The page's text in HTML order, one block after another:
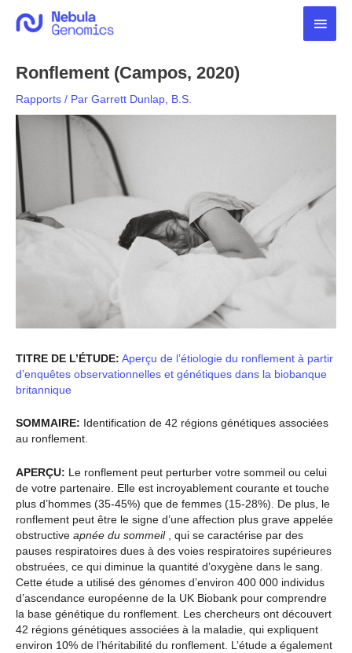
Ronflement (Campos, 2020)
Rapports / Par Garrett Dunlap, B.S.
TITRE DE L’ÉTUDE: Aperçu de l’étiologie du ronflement à partir
d’enquêtes observationnelles et génétiques dans la biobanque
britannique
SOMMAIRE: Identification de 42 régions génétiques associées
au ronflement.
APERÇU: Le ronflement peut perturber votre sommeil ou celui
de votre partenaire. Elle est incroyablement courante et touche
plus d’hommes (35-45%) que de femmes (15-28%). De plus, le
ronflement peut être le signe d’une affection plus grave appelée
obstructive apnée du sommeil, qui se caractérise par des
pauses respiratoires dues à des voies respiratoires supérieures
obstruées, ce qui diminue la quantité d’oxygène dans le sang.
Cette étude a utilisé des génomes d’environ 400 000 individus
d’ascendance européenne de la UK Biobank pour comprendre
la base génétique du ronflement. Les chercheurs ont découvert
42 régions génétiques associées à la maladie, qui expliquent
environ 10% de l’héritabilité du ronflement. L’étude a également